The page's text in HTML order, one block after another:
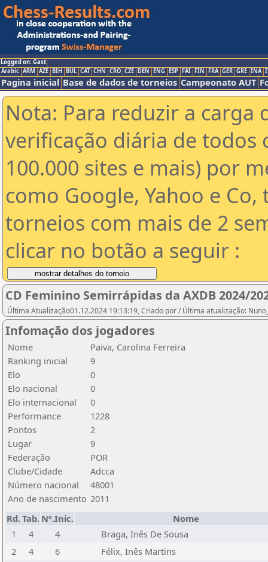
Logged on: Gast
Arabic ARM AZE BIH BUL CAT CHN CRO CZE DEN ENG ESP FAI FIN FRA GER GRE INA
Pagina inicial Base de dados de torneios Campeonato AUT
Nota: Para reduzir a carga
verificação diária de todos
100.000 sites e mais) por
como Google, Yahoo e
torneios com mais de 2
clicar no botão a seguir :
CD Feminino Semirrápidas da AXDB 2024/
Última Atualização01.12.2024 19:13:19, Criado por / Última atualização:
Infomação dos jogadores
Nome
Paiva, Carolina Ferreira
Ranking inicial
9
Elo
0
Elo nacional
0
Elo internacional
0
Performance
1228
Pontos
2
Lugar
9
Federação
POR
Clube/Cidade
Adcca
Número nacional
48001
Ano de nascimento 2011
Rd.Tab. Nº.Inic.
Nome
1
4 4
Braga, Inês De Sousa
2
4 6
Félix, Inês Martins